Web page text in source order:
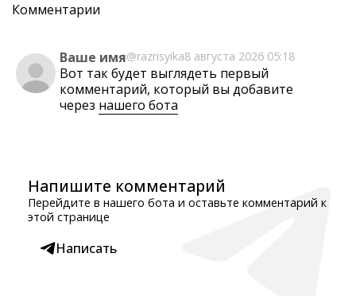
Комментарии
Ваше имя@razrisyika8 августа 2026 05:18
Вот так будет выглядеть первый
комментарий, который вы добавите
через нашего бота
Напишите комментарий
Перейдите в нашего бота и оставьте комментарий к
этой странице
Написать